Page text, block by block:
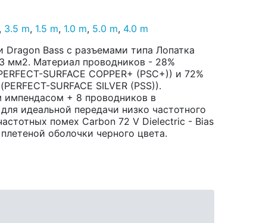
, 3.5 m, 1.5 m, 1.0 m, 5.0 m, 4.0 m
Dragon Bass с разъемами типа Лопатка
мм2. Материал проводников - 28%
SURFACE COPPER+ (PSC+)) и 72%
SURFACE SILVER (PSS)).
импендасом + 8 проводников в
идеальной передачи низко частотного
помех Carbon 72 V Dielectric - Bias
оболочки черного цвета.